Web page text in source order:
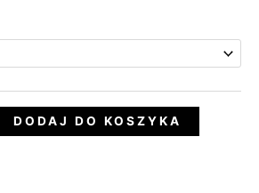
DODAJ DO KOSZYKA